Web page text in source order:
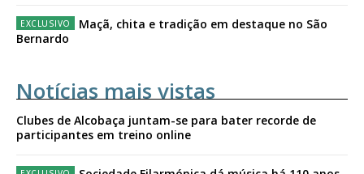
Maçã, chita e tradição em destaque no São
Bernardo
Notícias mais vistas
Clubes de Alcobaça juntam-se para bater recorde de
participantes em treino online